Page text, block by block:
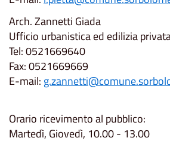
Arch. Zannetti Giada
Ufficio urbanistica ed edilizia
Tel: 0521669640
Fax: 0521669669
E-mail:
Orario ricevimento al pubblico:
Martedì, Giovedì, 10.00 - 13.00